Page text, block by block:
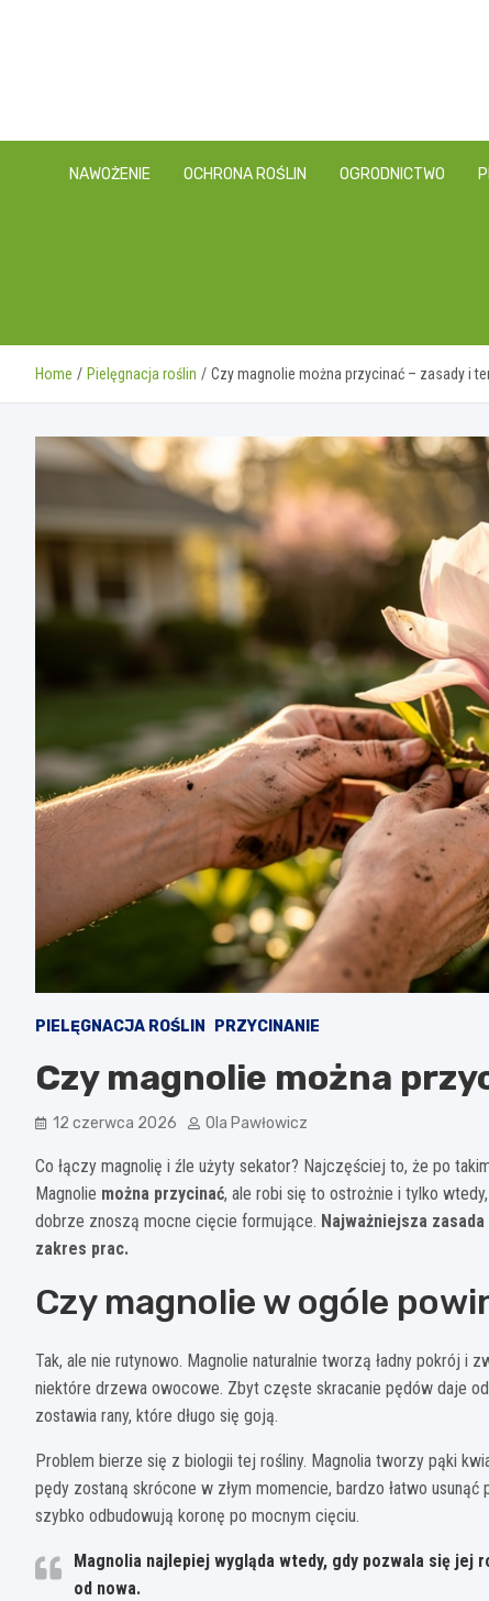
NAWOŻENIE OCHRONA ROŚLIN OGRODNICTWO
Home Pielęgnacja roślin Czy magnolie można przycinać – zasady i
PIELĘGNACJA ROŚLIN PRZYCINANIE
Czy magnolie można
12 czerwca 2026 Ola Pawłowicz
Co łączy magnolię i źle użyty sekator? Najczęściej to, że po
Magnolie można przycinać, ale robi się to ostrożnie i tylko
dobrze znoszą mocne cięcie formujące. Najważniejsza
zakres prac.
Czy magnolie w ogóle
Tak, ale nie rutynowo. Magnolie naturalnie tworzą ładny pokrój i
niektóre drzewa owocowe. Zbyt częste skracanie pędów daje
zostawia rany, które długo się goją.
Problem bierze się z biologii tej rośliny. Magnolia tworzy pąki
pędy zostaną skrócone w złym momencie, bardzo łatwo
szybko odbudowują koronę po mocnym cięciu.
Magnolia najlepiej wygląda wtedy, gdy pozwala się jej
od nowa.